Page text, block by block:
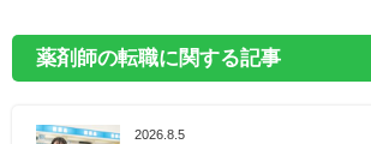
薬剤師の転職に関する記事
2026.8.5